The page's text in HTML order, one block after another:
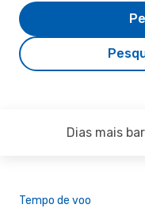
Dias mais
Tempo de voo